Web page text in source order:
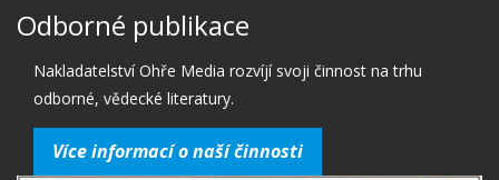
Odborné publikace
Nakladatelství Ohře Media rozvíjí svoji činnost na trhu
odborné, vědecké literatury.
Více informací o naší činnosti